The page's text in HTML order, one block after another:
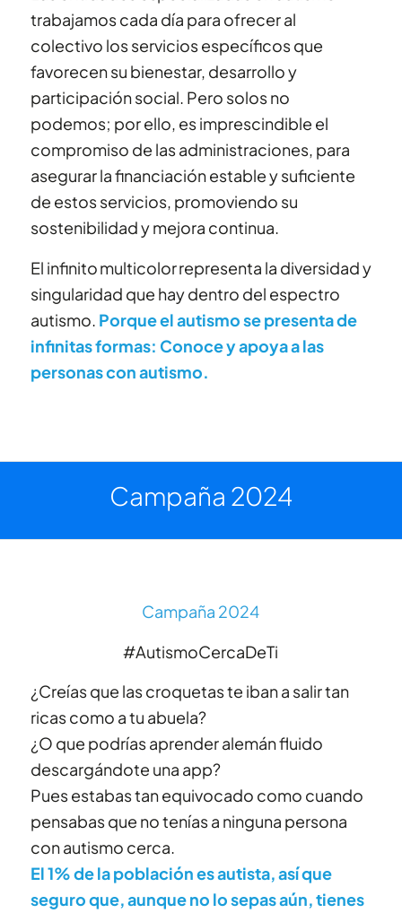
trabajamos cada día para ofrecer al
colectivo los servicios específicos que
favorecen su bienestar, desarrollo y
participación social. Pero solos no
podemos; por ello, es imprescindible el
compromiso de las administraciones, para
asegurar la financiación estable y suficiente
de estos servicios, promoviendo su
sostenibilidad y mejora continua.
El infinito multicolor representa la diversidad y
singularidad que hay dentro del espectro
autismo. Porque el autismo se presenta de
infinitas formas: Conoce y apoya a las
personas con autismo.
Campaña 2024
Campaña 2024
#AutismoCercaDeTi
¿Creías que las croquetas te iban a salir tan
ricas como a tu abuela?
¿O que podrías aprender alemán fluido
descargándote una app?
Pues estabas tan equivocado como cuando
pensabas que no tenías a ninguna persona
con autismo cerca.
El 1% de la población es autista, así que
seguro que, aunque no lo sepas aún, tienes